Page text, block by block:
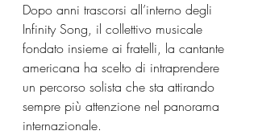
Dopo anni trascorsi all’interno degli
Infinity Song, il collettivo musicale
fondato insieme ai fratelli, la cantante
americana ha scelto di intraprendere
un percorso solista che sta attirando
sempre più attenzione nel panorama
internazionale.